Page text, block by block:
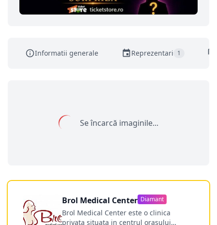
Informatii generale Reprezentari 1
Se încarcă imaginile...
Brol Medical Center Diamant
Brol Medical Center este o clinica
privata situata in centrul orasului